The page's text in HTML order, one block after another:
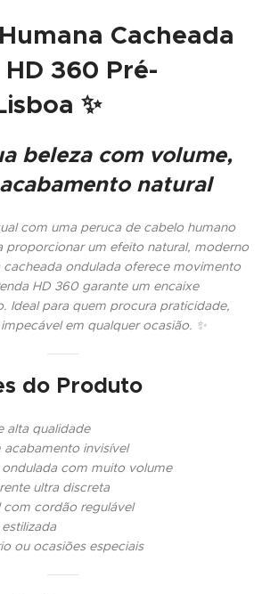
Cacheada
360 Pré-
✨
beleza com volume,
natural
com uma peruca de cabelo humano
proporcionar um efeito natural, moderno
cacheada ondulada oferece movimento
HD 360 garante um encaixe
Ideal para quem procura praticidade,
em qualquer ocasião. ✨
do Produto
alta qualidade
acabamento invisível
ondulada com muito volume
ultra discreta
cordão regulável
ou ocasiões especiais